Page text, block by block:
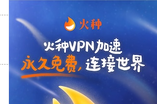
支持 [0] 反对[0]